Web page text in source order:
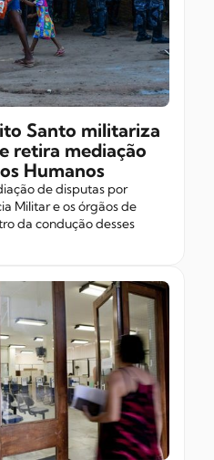
Santo militariza
retira mediação
Humanos
de disputas por
Militar e os órgãos de
da condução desses